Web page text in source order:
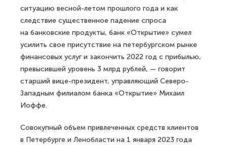
ситуацию весной-летом прошлого года и как
следствие существенное падение спроса
на банковские продукты, банк «Открытие» сумел
усилить свое присутствие на петербургском рынке
финансовых услуг и закончить 2022 год с прибылью,
превысившей уровень 3 млрд рублей, — говорит
старший вице-президент, управляющий Северо-
Западным филиалом банка «Открытие» Михаил
Иоффе.
Совокупный объем привлеченных средств клиентов
в Петербурге и Ленобласти на 1 января 2023 года